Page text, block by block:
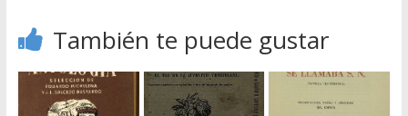
También te puede gustar